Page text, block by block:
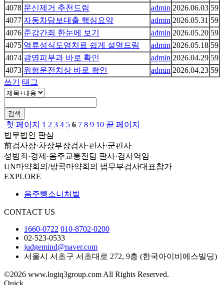
4078 문신제거 추천드림 admin 2026.06.03 59
4077 자동차담보대출 핵심요약 admin 2026.05.31 59
4076 준강간죄 한눈에 보기 admin 2026.05.20 59
4075 역류성식도염치료 쉽게 설명드림 admin 2026.05.18 59
4074 광명피부과 바로 확인 admin 2026.04.29 59
4073 위험운전치상 바로 확인 admin 2026.04.23 59
쓰기
태그
검색
첫 페이지 1 2 3 4 5 6 7 8 9 10 끝 페이지
법무법인 판심
前검사장·차장부장검사·판사·군판사
성범죄·경제·음주교통전담 판사·검사역임
UN마약회의/방콕마약회의 법무부검사대표참가
EXPLORE
음주뺑소니처벌
CONTACT US
1660-0722 010-8702-0200
02-523-0533
judgemind@naver.com
서울시 서초구 서초대로 272, 9층 (한국아이비에스빌딩)
©2026 www.logiq3group.com All Rights Reserved.
Quick